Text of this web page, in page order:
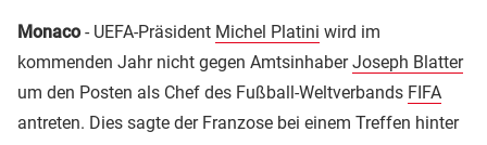
Monaco - UEFA-Präsident Michel Platini wird im
kommenden Jahr nicht gegen AmtsinhaberJoseph Blatter
um den Posten als Chef des Fußball-Weltverbands FIFA
antreten. Dies sagte der Franzose bei einem Treffen hinter